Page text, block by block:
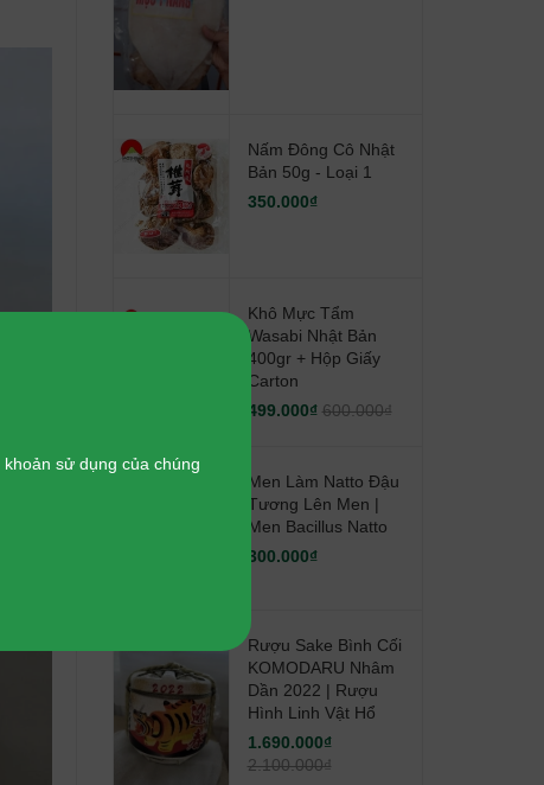
Nấm Đông Cô Nhật
Bản 50g - Loại 1
350.000₫
Khô Mực Tẩm
Wasabi Nhật Bản
400gr + Hộp Giấy
Carton
499.000₫ 600.000₫
Men Làm Natto Đậu
Tương Lên Men |
Men Bacillus Natto
300.000₫
Rượu Sake Bình Cối
KOMODARU Nhâm
Dần 2022 | Rượu
Hình Linh Vật Hổ
1.690.000₫
2.100.000₫
sử dụng của chúng